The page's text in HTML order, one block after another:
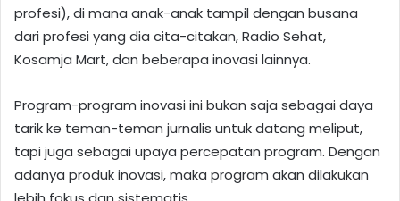
profesi), di mana anak-anak tampil dengan busana
dari profesi yang dia cita-citakan, Radio Sehat,
Kosamja Mart, dan beberapa inovasi lainnya.
Program-program inovasi ini bukan saja sebagai daya
tarik ke teman-teman jurnalis untuk datang meliput,
tapi juga sebagai upaya percepatan program. Dengan
adanya produk inovasi, maka program akan dilakukan